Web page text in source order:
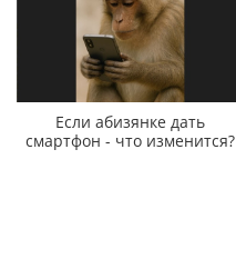
Если абизянке дать
смартфон - что изменится?